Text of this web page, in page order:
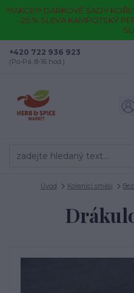
!!!!AKCE!!!! DÁRKOVÉ SADY
–25 % SLEVA KAMPOTSKÝ
+420 722 936 923
(Po-Pá, 8-16 hod.)
Úvod Kořenící směsi